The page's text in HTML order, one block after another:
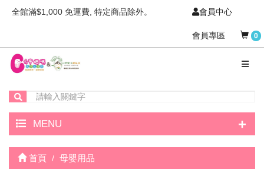
全館滿$1,000 免運費, 特定商品除外。 會員中心
會員專區 0
MENU +
首頁 母嬰用品